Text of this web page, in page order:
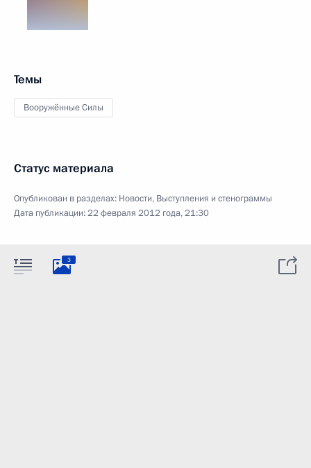
Темы
Вооружённые Силы
Статус материала
Опубликован в разделах: Новости, Выступления и стенограммы
Дата публикации:22 февраля 2012 года, 21:30
3